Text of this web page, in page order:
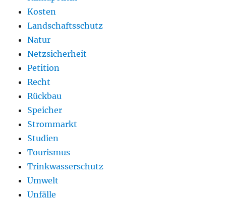
Kosten
Landschaftsschutz
Natur
Netzsicherheit
Petition
Recht
Rückbau
Speicher
Strommarkt
Studien
Tourismus
Trinkwasserschutz
Umwelt
Unfälle